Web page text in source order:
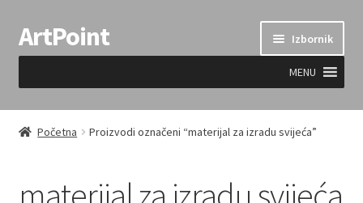
Preskoči
na
Skoči
do
ArtPoint Izbornik
MENU
Uvjeti prodaje
Početna Proizvodi označeni “materijal za izradu svijeća”